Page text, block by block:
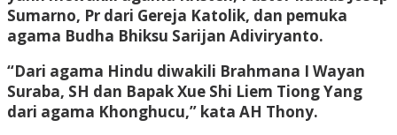
Sumarno, Pr dari Gereja Katolik, dan pemuka
agama Budha Bhiksu Sarijan Adiviryanto.
“Dari agama Hindu diwakili Brahmana I Wayan
Suraba, SH dan Bapak Xue Shi Liem Tiong Yang
dari agama Khonghucu,” kata AH Thony.